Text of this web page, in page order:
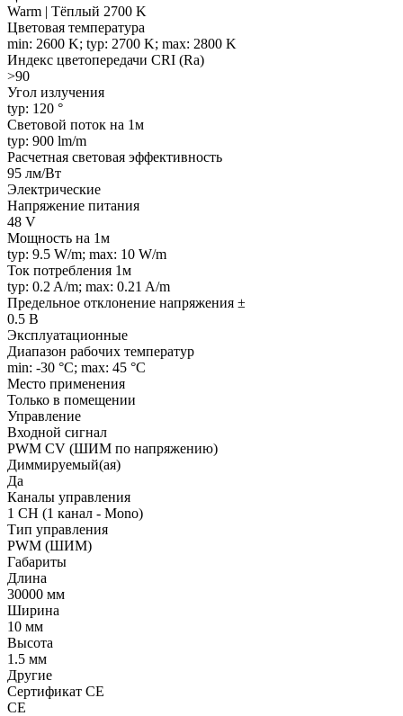
Warm | Тёплый 2700 K
Цветовая температура
min: 2600 K; typ: 2700 K; max: 2800 K
Индекс цветопередачи CRI (Ra)
>90
Угол излучения
typ: 120 °
Световой поток на 1м
typ: 900 lm/m
Расчетная световая эффективность
95 лм/Вт
Электрические
Напряжение питания
48 V
Мощность на 1м
typ: 9.5 W/m; max: 10 W/m
Ток потребления 1м
typ: 0.2 A/m; max: 0.21 A/m
Предельное отклонение напряжения ±
0.5 В
Эксплуатационные
Диапазон рабочих температур
min: -30 °C; max: 45 °C
Место применения
Только в помещении
Управление
Входной сигнал
PWM СV (ШИМ по напряжению)
Диммируемый(ая)
Да
Каналы управления
1 CH (1 канал - Mono)
Тип управления
PWM (ШИМ)
Габариты
Длина
30000 мм
Ширина
10 мм
Высота
1.5 мм
Другие
Сертификат CE
CE